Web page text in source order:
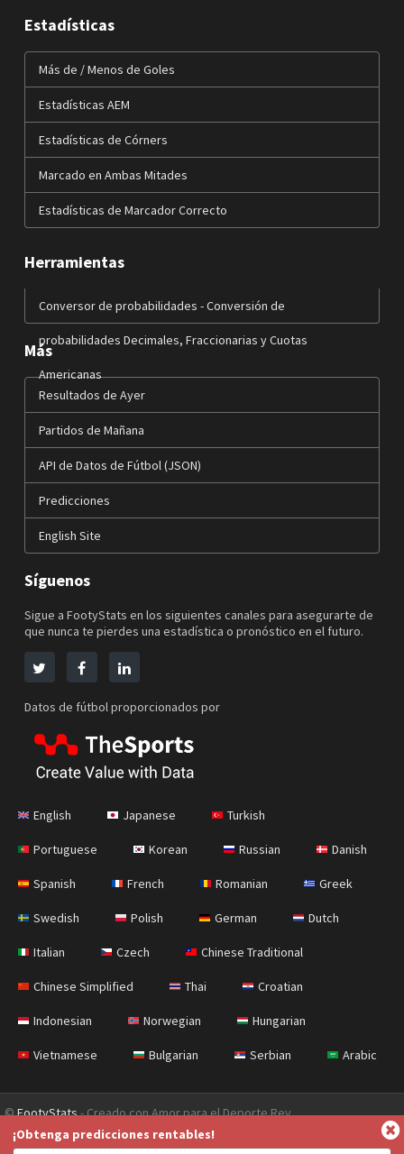
Estadísticas
Más de / Menos de Goles
Estadísticas AEM
Estadísticas de Córners
Marcado en Ambas Mitades
Estadísticas de Marcador Correcto
Herramientas
Conversor de probabilidades - Conversión de
probabilidades Decimales, Fraccionarias y Cuotas
Americanas
Más
Resultados de Ayer
Partidos de Mañana
API de Datos de Fútbol (JSON)
Predicciones
English Site
Síguenos
Sigue a FootyStats en los siguientes canales para asegurarte de
que nunca te pierdes una estadística o pronóstico en el futuro.
Datos de fútbol proporcionados por
English Japanese Turkish
Portuguese Korean Russian Danish
Spanish French Romanian Greek
Swedish Polish German Dutch
Italian Czech Chinese Traditional
Chinese Simplified Thai Croatian
Indonesian Norwegian Hungarian
Vietnamese Bulgarian Serbian Arabic
©FootyStats- Creado con Amor para el Deporte Rey
Contáctanos
Sobre nosotros Ayuda
¡Obtenga predicciones rentables!